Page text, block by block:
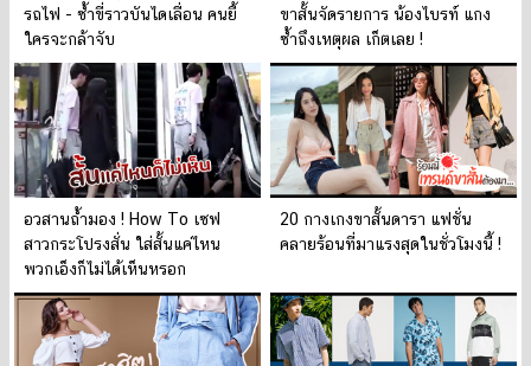
รถไฟ - ซ้ำขี่ราวบันไดเลื่อน คนยี้
ใครจะกล้าจับ
ขาสั้นจัดรายการ น้องไบรท์ แกง
ซ้ำถึงเหตุผล เก็ตเลย !
อวสานถ้ำมอง ! How To เซฟ
สาวกระโปรงสั่น ใส่สั้นแค่ไหน
พวกเอ็งก็ไม่ได้เห็นหรอก
20 กางเกงขาสั้นดารา แฟชั่น
คลายร้อนที่มาแรงสุดในชั่วโมงนี้ !